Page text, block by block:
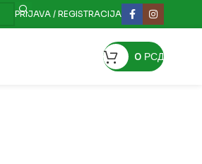
PRIJAVA / REGISTRACIJA
0 РСД